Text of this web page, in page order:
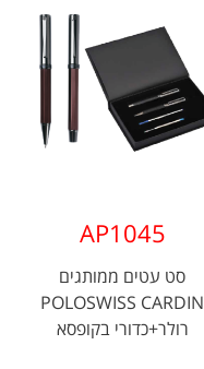
AP1045
סט עטים ממותגים
POLOSWISS CARDIN
רולר+כדורי בקופסא